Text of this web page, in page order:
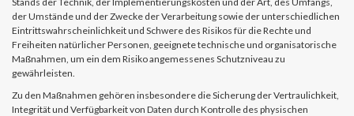
der Umstände und der Zwecke der Verarbeitung sowie der unterschiedlichen
Eintrittswahrscheinlichkeit und Schwere des Risikos für die Rechte und
Freiheiten natürlicher Personen, geeignete technische und organisatorische
Maßnahmen, um ein dem Risiko angemessenes Schutzniveau zu
gewährleisten.
Zu den Maßnahmen gehören insbesondere die Sicherung der Vertraulichkeit,
Integrität und Verfügbarkeit von Daten durch Kontrolle des physischen